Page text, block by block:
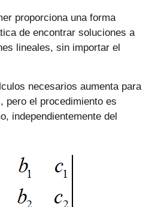
proporciona una forma
de encontrar soluciones a
lineales, sin importar el
necesarios aumenta para
pero el procedimiento es
independientemente del